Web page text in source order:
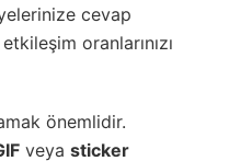
cevap
oranlarınızı
önemlidir.
veya sticker